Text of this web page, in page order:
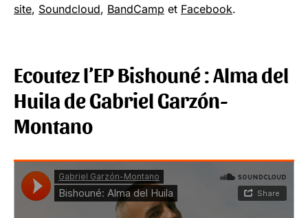
site, Soundcloud, BandCamp et Facebook.
Ecoutez l’EP Bishouné : Alma del
Huila de Gabriel Garzón-
Montano